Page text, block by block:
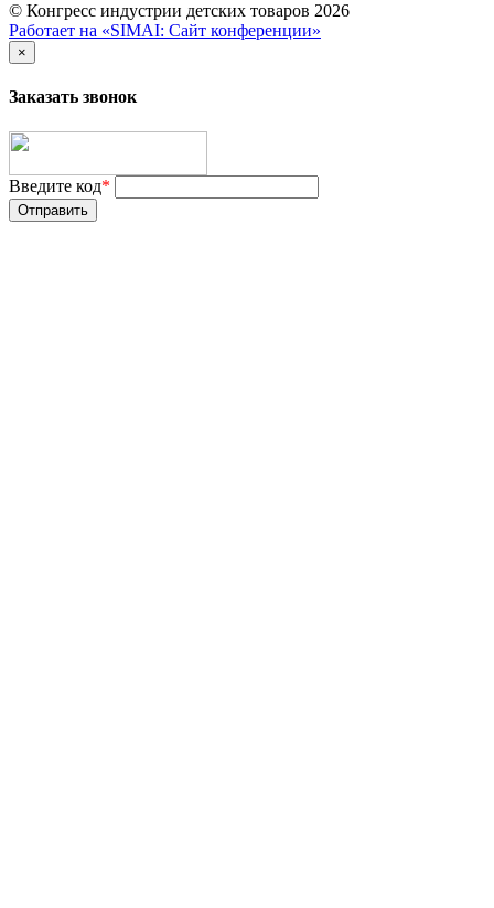
© Конгресс индустрии детских товаров 2026
Работает на «SIMAI: Сайт конференции»
×
Заказать звонок
Введите код*
Отправить